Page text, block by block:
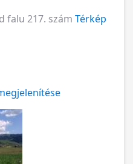
falu 217. szám Térkép